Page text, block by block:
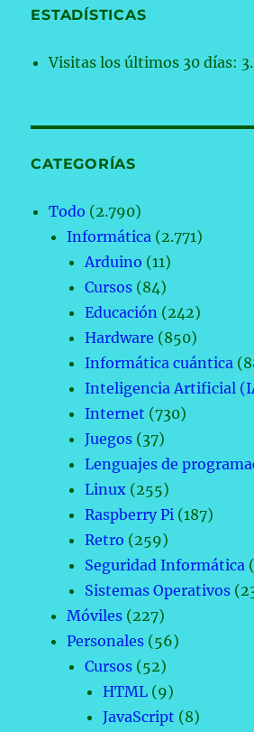
ESTADÍSTICAS
Visitas los últimos 30 días:
CATEGORÍAS
Todo (2.790)
Informática (2.771)
Arduino (11)
Cursos (84)
Educación (242)
Hardware (850)
Informática cuántica
Inteligencia Artificial
Internet (730)
Juegos (37)
Lenguajes de
Linux (255)
Raspberry Pi (187)
Retro (259)
Seguridad Informática
Sistemas Operativos
Móviles (227)
Personales (56)
Cursos (52)
HTML (9)
JavaScript (8)